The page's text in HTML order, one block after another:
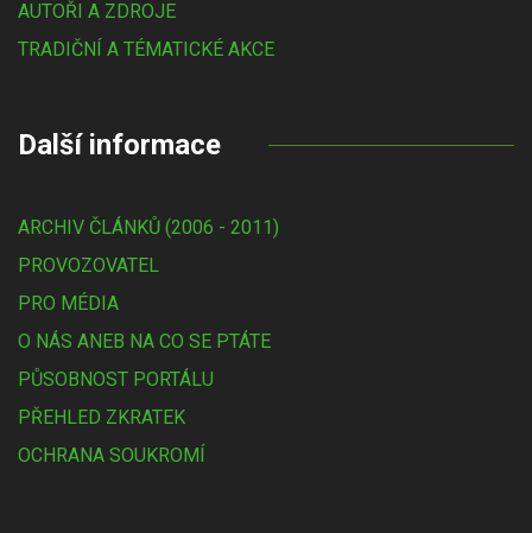
AUTOŘI A ZDROJE
TRADIČNÍ A TÉMATICKÉ AKCE
Další informace
ARCHIV ČLÁNKŮ (2006 - 2011)
PROVOZOVATEL
PRO MÉDIA
O NÁS ANEB NA CO SE PTÁTE
PŮSOBNOST PORTÁLU
PŘEHLED ZKRATEK
OCHRANA SOUKROMÍ